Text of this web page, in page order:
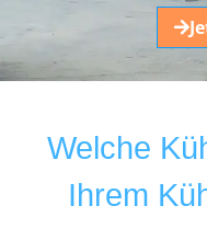
Welche
Ihrem